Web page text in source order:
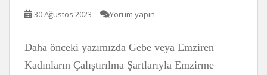
30 Ağustos 2023 Yorum yapın
Daha önceki yazımızda Gebe veya Emziren
Kadınların Çalıştırılma Şartlarıyla Emzirme